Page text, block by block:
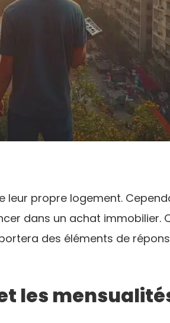
leur propre logement.
dans un achat immobilier.
des éléments de
les